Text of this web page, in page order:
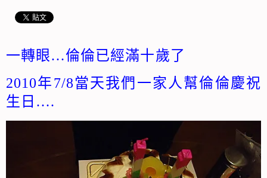
一轉眼…倫倫已經滿十歲了
2010年7/8當天我們一家人幫倫倫慶祝
生日….